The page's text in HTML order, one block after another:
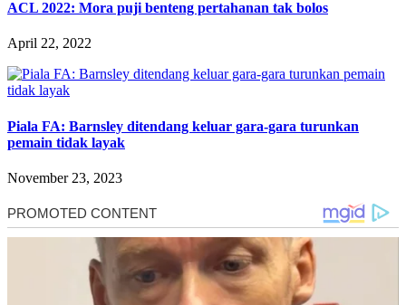
ACL 2022: Mora puji benteng pertahanan tak bolos
April 22, 2022
Piala FA: Barnsley ditendang keluar gara-gara turunkan
pemain tidak layak
November 23, 2023